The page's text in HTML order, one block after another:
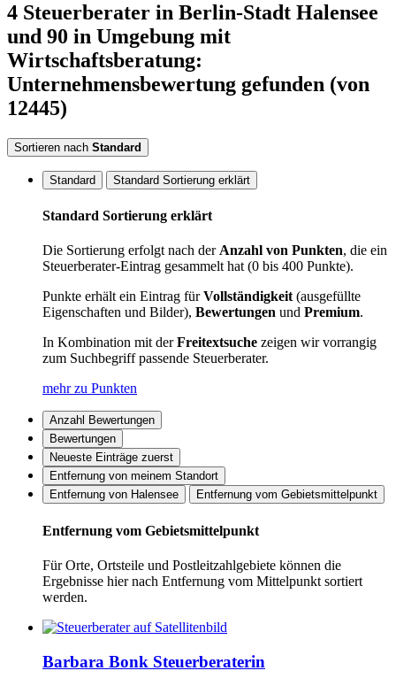
4 Steuerberater in Berlin-Stadt Halensee
und 90 in Umgebung mit
Wirtschaftsberatung:
Unternehmensbewertung gefunden (von
12445)
Sortieren nach Standard
Standard Standard Sortierung erklärt
Standard Sortierung erklärt
Die Sortierung erfolgt nach derAnzahl von Punkten, die ein
Steuerberater-Eintrag gesammelt hat (0 bis 400 Punkte).
Punkte erhält ein Eintrag fürVollständigkeit(ausgefüllte
Eigenschaften und Bilder), Bewertungen und Premium.
In Kombination mit derFreitextsuche zeigen wir vorrangig
zum Suchbegriff passende Steuerberater.
mehr zu Punkten
Anzahl Bewertungen
Bewertungen
Neueste Einträge zuerst
Entfernung von meinem Standort
Entfernung von Halensee
Entfernung vom Gebietsmittelpunkt
Entfernung vom Gebietsmittelpunkt
Für Orte, Ortsteile und Postleitzahlgebiete können die
Ergebnisse hier nach Entfernung vom Mittelpunkt sortiert
werden.
Barbara Bonk Steuerberaterin